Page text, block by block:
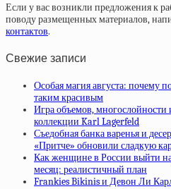
Если у вас возникли предложения к
поводу размещенных материалов,
контактов.
Свежие записи
Особая магия августа: почему
таким красивым
Игра объемов, многослойности
коллекции Karl Lagerfeld
Съедобная банка варенья и
«Притче» обновили сладкую
Как женщине в России выйти
месяц: реалистичный план
Frankies Bikinis и Девон Ли